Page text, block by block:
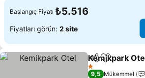
Başlangıç Fiyatı ₺5.516
Fiyatları görün: 2 site
Paylaş
Kemikpark
1 Yıldız
9,5 Mükemmel